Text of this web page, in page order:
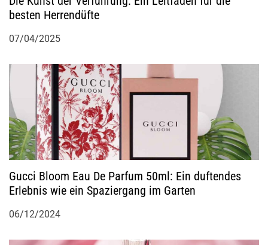
a
t
i
o
n
besten Herrendüfte
07/04/2025
Gucci Bloom Eau De Parfum 50ml: Ein duftendes
Erlebnis wie ein Spaziergang im Garten
06/12/2024